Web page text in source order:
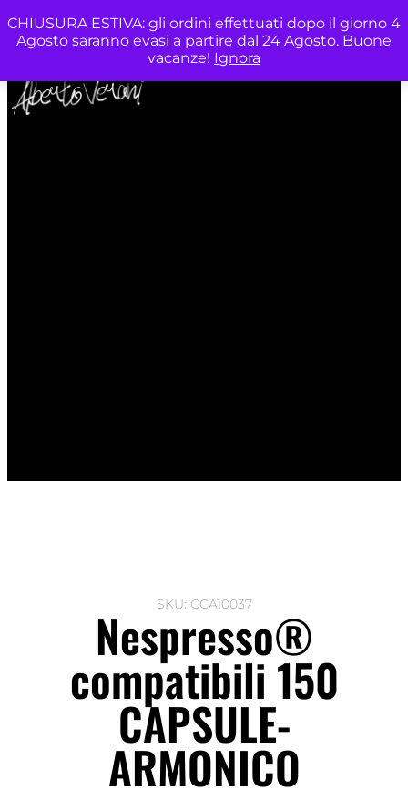
CHIUSURA ESTIVA: gli ordini effettuati dopo il giorno 4
Agosto saranno evasi a partire dal 24 Agosto. Buone
vacanze! Ignora
0
SKU: CCA10037
Nespresso®
compatibili 150
CAPSULE-
ARMONICO